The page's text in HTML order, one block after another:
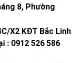
8, Phường
X2 KĐT Bắc Linh
: 0912 526 586